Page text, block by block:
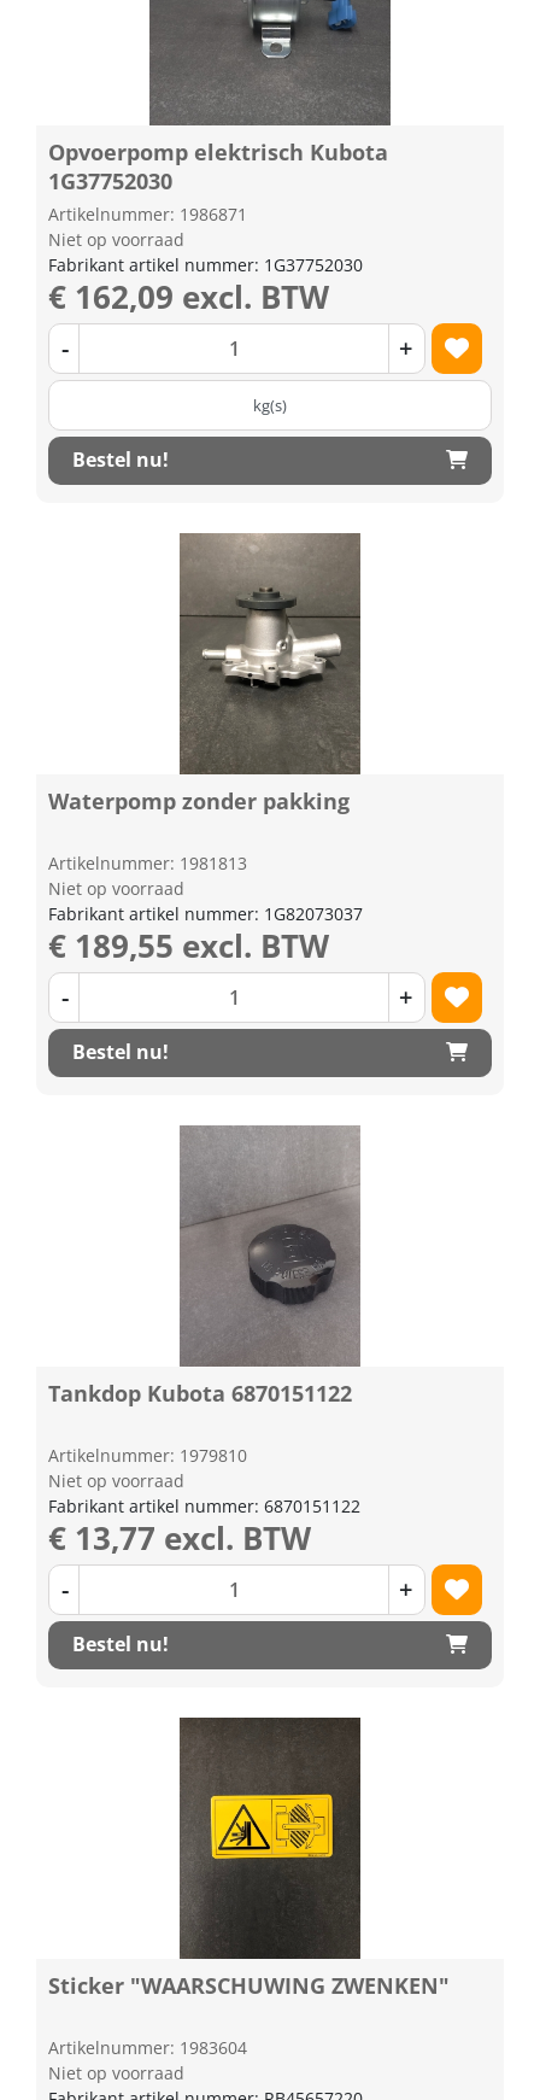
Opvoerpomp elektrisch Kubota
1G37752030
Artikelnummer: 1986871
Niet op voorraad
Fabrikant artikel nummer: 1G37752030
€ 162,09 excl. BTW
- +
kg(s)
Bestel nu!
Waterpomp zonder pakking
Artikelnummer: 1981813
Niet op voorraad
Fabrikant artikel nummer: 1G82073037
€ 189,55 excl. BTW
- +
Bestel nu!
Tankdop Kubota 6870151122
Artikelnummer: 1979810
Niet op voorraad
Fabrikant artikel nummer: 6870151122
€ 13,77 excl. BTW
- +
Bestel nu!
Sticker "WAARSCHUWING ZWENKEN"
Artikelnummer: 1983604
Niet op voorraad